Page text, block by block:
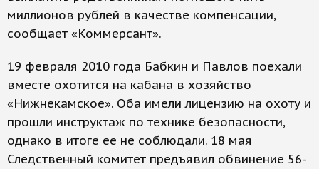
миллионов рублей в качестве компенсации,
сообщает «Коммерсант».
19 февраля 2010 года Бабкин и Павлов поехали
вместе охотится на кабана в хозяйство
«Нижнекамское». Оба имели лицензию на охоту и
прошли инструктаж по технике безопасности,
однако в итоге ее не соблюдали. 18 мая
Следственный комитет предъявил обвинение 56-